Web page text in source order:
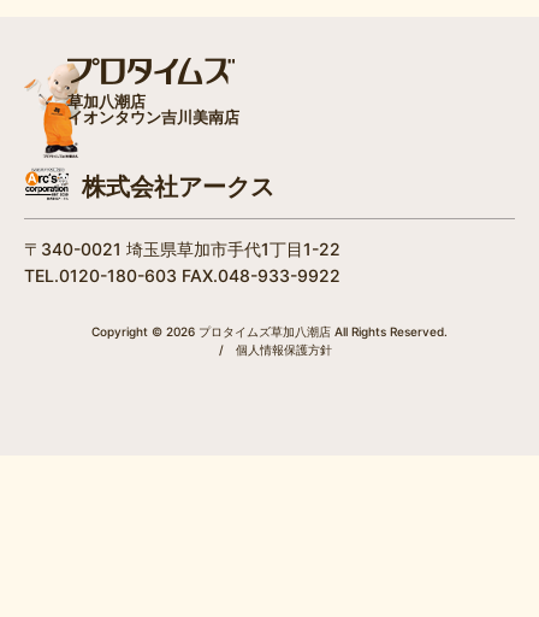
草加八潮店
イオンタウン吉川美南店
株式会社アークス
〒340-0021 埼玉県草加市手代1丁目1-22
TEL.0120-180-603 FAX.048-933-9922
Copyright © 2026 プロタイムズ草加八潮店 All Rights Reserved.
/
個人情報保護方針